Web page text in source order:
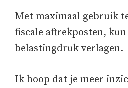
Met maximaal gebruik
fiscale aftrekposten, kun
belastingdruk verlagen.
Ik hoop dat je meer